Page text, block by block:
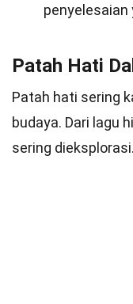
penyelesaian
Patah Hati
Patah hati sering
budaya. Dari lagu
sering dieksplorasi.